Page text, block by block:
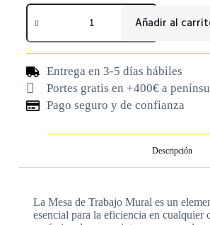
Añadir al
Entrega en 3-5 días hábiles
Portes gratis en +400€ a
Pago seguro y de confianza
Descripción
La Mesa de Trabajo Mural es un
esencial para la eficiencia en cualquier